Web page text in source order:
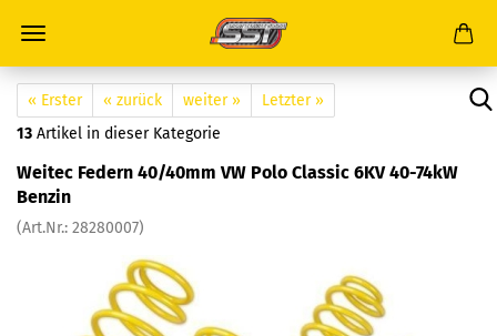
« Erster « zurück weiter »
Letzter »
13 Artikel in dieser Kategorie
Weitec Federn 40/40mm VW Polo Classic 6KV 40-74kW
Benzin
(Art.Nr.: 28280007)